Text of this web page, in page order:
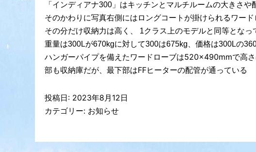
「インディアナ300」はキッチンとマルチルームの大きさ
そのかわりに写真右側にはロングコートが掛けられるワー
その分だけ収納力は高く、 1クラス上のモデルと同等となっ
重量は300Lが670kgに対して300は675kg、価格は300Lの
ハンガーパイプを備えたワードローブは520×490mmで高
部も収納庫だが、最下部はFFヒーターの配管が通っている
投稿日: 2023年8月12日
カテゴリー: お知らせ